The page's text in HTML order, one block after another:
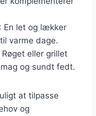
: En let og lækker
varme dage.
Røget eller grillet
og sundt fedt.
at tilpasse
og